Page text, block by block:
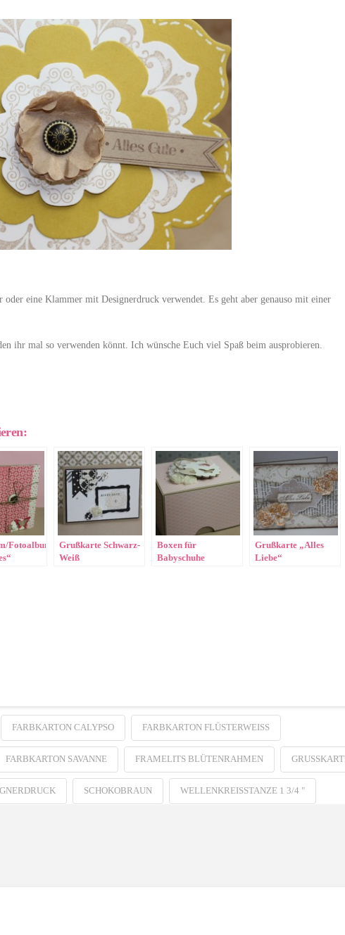
eine Klammer mit Designerdruck verwendet. Es geht aber genauso mit einer
ihr mal so verwenden könnt. Ich wünsche Euch viel Spaß beim ausprobieren.
Fotoalbum
Grußkarte Schwarz-
Weiß
Boxen für
Babyschuhe
Grußkarte „Alles
Liebe“
FARBKARTON CALYPSO FARBKARTON FLÜSTERWEISS
FARBKARTON SAVANNE FRAMELITS BLÜTENRAHMEN GRUSSKARTE
SCHOKOBRAUN WELLENKREISSTANZE 1 3/4 "